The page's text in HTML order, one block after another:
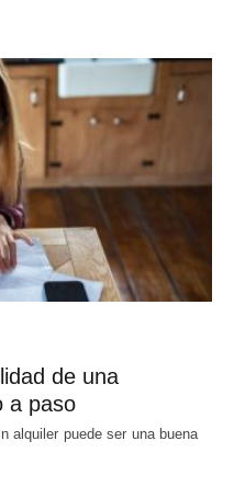
de una
a paso
alquiler puede ser una buena